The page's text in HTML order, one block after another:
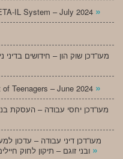
IL System – July 2024 »
מעו”דכן שוק הון – חידושים
Teenagers – June 2024 »
מעו”דכן יחסי עבודה – העסקת
מעו”דכן דיני עבודה – עדכון
»